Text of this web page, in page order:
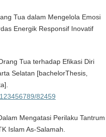
Tua dalam Mengelola Emosi
Energik Responsif Inovatif
Tua terhadap Efikasi Diri
Selatan [bachelorThesis,
82459
Mengatasi Perilaku Tantrum
Islam As-Salamah.